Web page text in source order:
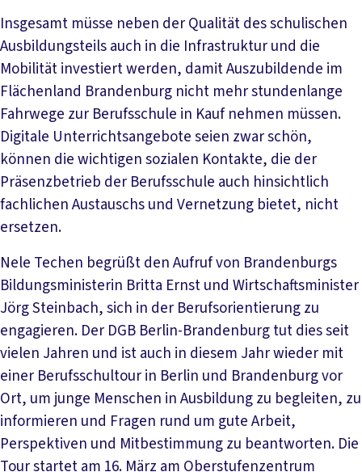
Insgesamt müsse neben der Qualität des schulischen
Ausbildungsteils auch in die Infrastruktur und die
Mobilität investiert werden, damit Auszubildende im
Flächenland Brandenburg nicht mehr stundenlange
Fahrwege zur Berufsschule in Kauf nehmen müssen.
Digitale Unterrichtsangebote seien zwar schön,
können die wichtigen sozialen Kontakte, die der
Präsenzbetrieb der Berufsschule auch hinsichtlich
fachlichen Austauschs und Vernetzung bietet, nicht
ersetzen.
Nele Techen begrüßt den Aufruf von Brandenburgs
Bildungsministerin Britta Ernst und Wirtschaftsminister
Jörg Steinbach, sich in der Berufsorientierung zu
engagieren. Der DGB Berlin-Brandenburg tut dies seit
vielen Jahren und ist auch in diesem Jahr wieder mit
einer Berufsschultour in Berlin und Brandenburg vor
Ort, um junge Menschen in Ausbildung zu begleiten, zu
informieren und Fragen rund um gute Arbeit,
Perspektiven und Mitbestimmung zu beantworten. Die
Tour startet am 16. März am Oberstufenzentrum